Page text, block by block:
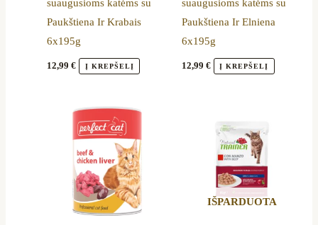
suaugusioms katėms su
Paukštiena Ir Krabais
6x195g
12,99€ Į KREPŠELĮ
suaugusioms katėms su
Paukštiena Ir Elniena
6x195g
12,99 € Į KREPŠELĮ
IŠPARDUOTA